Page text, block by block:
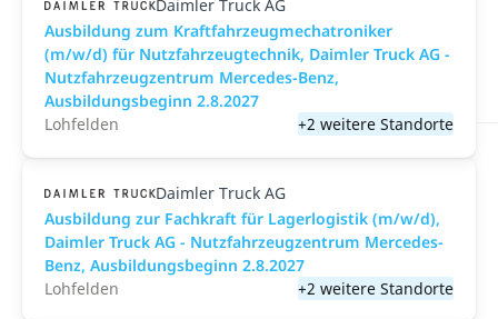
Daimler Truck AG
Ausbildung zum Kraftfahrzeugmechatroniker
(m/w/d) für Nutzfahrzeugtechnik, Daimler Truck AG -
Nutzfahrzeugzentrum Mercedes-Benz,
Ausbildungsbeginn 2.8.2027
Lohfelden
+2 weitere Standorte
Daimler Truck AG
Ausbildung zur Fachkraft für Lagerlogistik (m/w/d),
Daimler Truck AG - Nutzfahrzeugzentrum Mercedes-
Benz, Ausbildungsbeginn 2.8.2027
Lohfelden
+2 weitere Standorte